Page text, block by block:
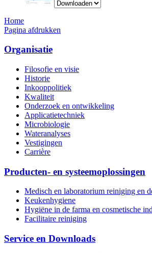
Home
Pagina afdrukken
Organisatie
Filosofie en visie
Historie
Inkooppolitiek
Kwaliteit
Onderzoek en ontwikkeling
Applicatietechniek
Microbiologie
Wateranalyses
Vestigingen
Carrière
Producten- en systeemoplossingen
Medisch en laboratorium reiniging en
Keukenhygiene
Hygiëne in de farma en cosmetische
Facilitaire reiniging
Service en Downloads